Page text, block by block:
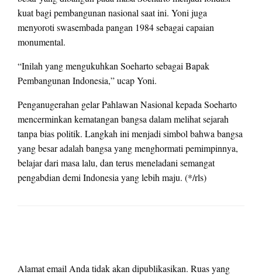
kuat bagi pembangunan nasional saat ini. Yoni juga
menyoroti swasembada pangan 1984 sebagai capaian
monumental.
“Inilah yang mengukuhkan Soeharto sebagai Bapak
Pembangunan Indonesia,” ucap Yoni.
Penganugerahan gelar Pahlawan Nasional kepada Soeharto
mencerminkan kematangan bangsa dalam melihat sejarah
tanpa bias politik. Langkah ini menjadi simbol bahwa bangsa
yang besar adalah bangsa yang menghormati pemimpinnya,
belajar dari masa lalu, dan terus meneladani semangat
pengabdian demi Indonesia yang lebih maju. (*/rls)
Alamat email Anda tidak akan dipublikasikan. Ruas yang